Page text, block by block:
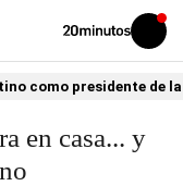
Volver
Iniciar
sesión
como presidente de
en casa... y